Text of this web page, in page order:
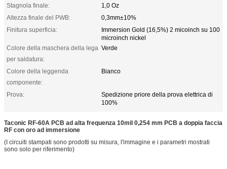
Stagnola finale:
1,0 Oz
Altezza finale del PWB:
0,3mm±10%
Finitura superficia:
Immersion Gold (16,5%) 2 micoinch su 100
microinch nickel
Colore della maschera della lega
per saldatura:
Verde
Colore della leggenda
componente:
Bianco
Prova:
Spedizione priore della prova elettrica di
100%
Taconic RF-60A PCB ad alta frequenza 10mil 0,254 mm PCB a doppia faccia
RF con oro ad immersione
(I circuiti stampati sono prodotti su misura, l'immagine e i parametri mostrati
sono solo per riferimento)